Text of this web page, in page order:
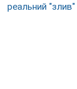
реальний